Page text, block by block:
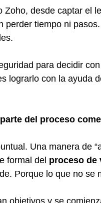
desde captar el
perder tiempo ni
para decidir
lograrlo con la ayuda
del proceso
Una manera de
formal del proceso de
Porque lo que no se
objetivos y se